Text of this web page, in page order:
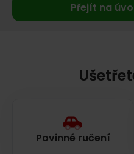
Přejít na
Povinné ručení